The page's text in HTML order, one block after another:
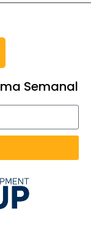
Semanal